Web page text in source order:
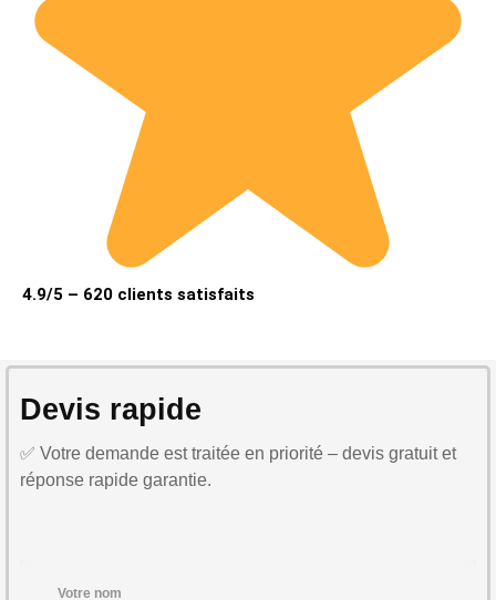
4.9/5 – 620 clients satisfaits
Devis rapide
✅ Votre demande est traitée en priorité – devis gratuit et
réponse rapide garantie.
Votre nom